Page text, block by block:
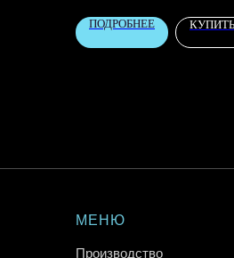
ПОДРОБНЕЕ КУПИТЬ
МЕНЮ
Производство